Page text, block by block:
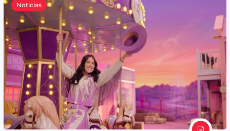
Notícias